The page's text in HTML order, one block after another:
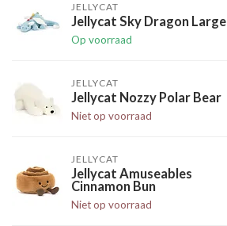
JELLYCAT
Jellycat Sky Dragon Large
Op voorraad
JELLYCAT
Jellycat Nozzy Polar Bear
Niet op voorraad
JELLYCAT
Jellycat Amuseables
Cinnamon Bun
Niet op voorraad